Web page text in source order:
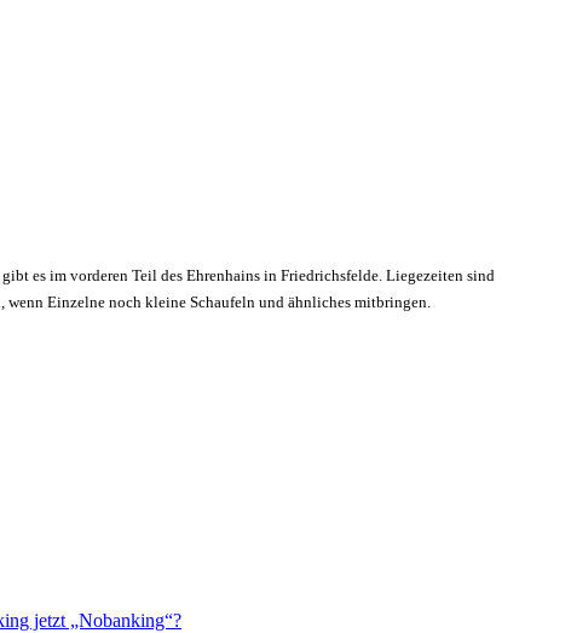
es im vorderen Teil des Ehrenhains in Friedrichsfelde. Liegezeiten sind
wenn Einzelne noch kleine Schaufeln und ähnliches mitbringen.
jetzt „Nobanking“?